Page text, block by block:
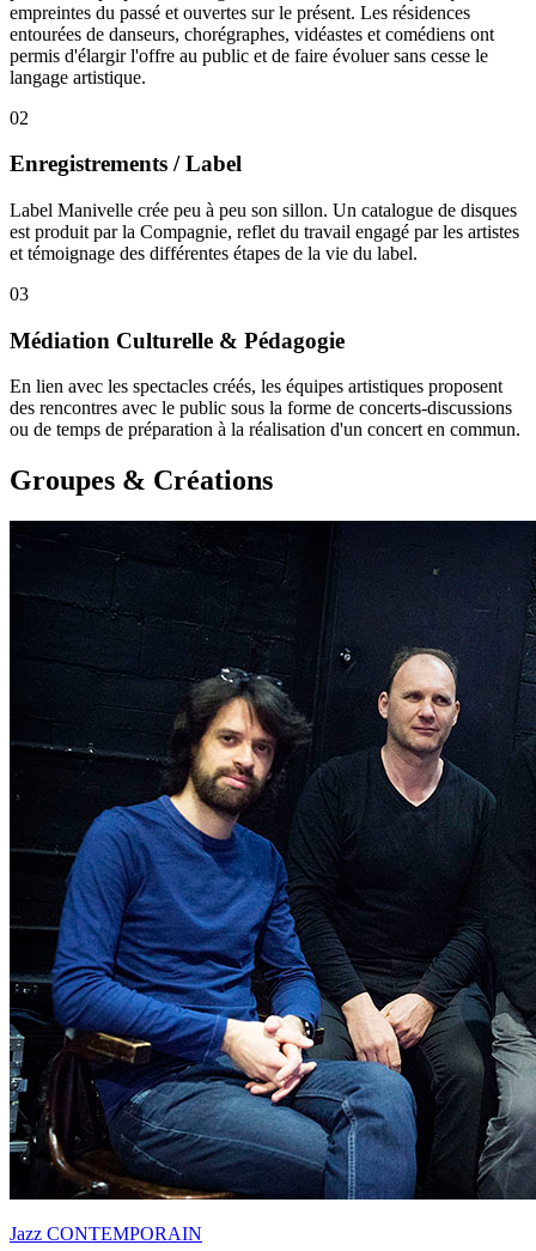
empreintes du passé et ouvertes sur le présent. Les résidences
entourées de danseurs, chorégraphes, vidéastes et comédiens ont
permis d'élargir l'offre au public et de faire évoluer sans cesse le
langage artistique.
02
Enregistrements / Label
Label Manivelle crée peu à peu son sillon. Un catalogue de disques
est produit par la Compagnie, reflet du travail engagé par les artistes
et témoignage des différentes étapes de la vie du label.
03
Médiation Culturelle & Pédagogie
En lien avec les spectacles créés, les équipes artistiques proposent
des rencontres avec le public sous la forme de concerts-discussions
ou de temps de préparation à la réalisation d'un concert en commun.
Groupes & Créations
Jazz CONTEMPORAIN